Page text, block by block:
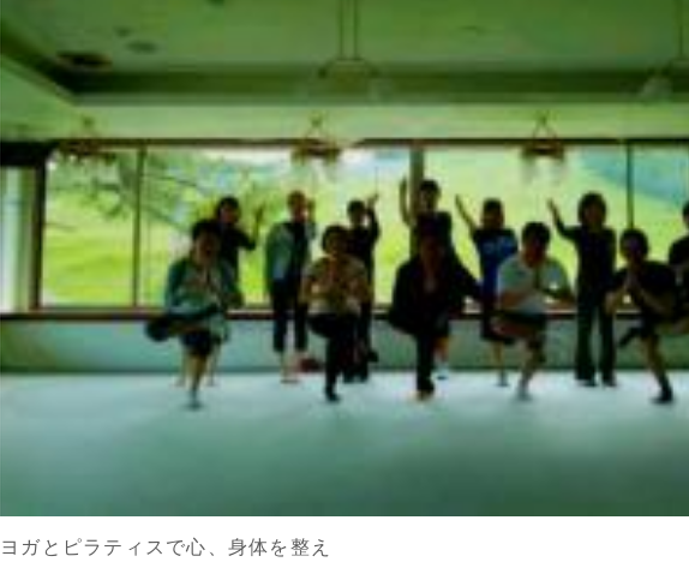
ヨガとピラティスで心、身体を整え